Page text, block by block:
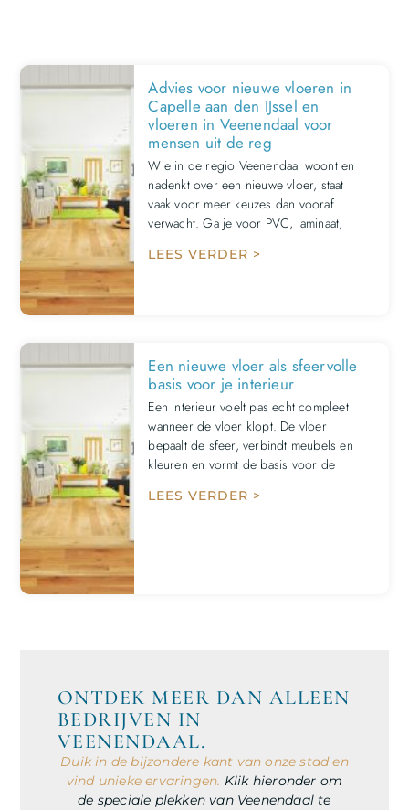
Advies voor nieuwe vloeren in
Capelle aan den IJssel en
vloeren in Veenendaal voor
mensen uit de reg
Wie in de regio Veenendaal woont en
nadenkt over een nieuwe vloer, staat
vaak voor meer keuzes dan vooraf
verwacht. Ga je voor PVC, laminaat,
LEES VERDER >
Een nieuwe vloer als sfeervolle
basis voor je interieur
Een interieur voelt pas echt compleet
wanneer de vloer klopt. De vloer
bepaalt de sfeer, verbindt meubels en
kleuren en vormt de basis voor de
LEES VERDER >
ONTDEK MEER DAN ALLEEN
BEDRIJVEN IN
VEENENDAAL.
Duik in de bijzondere kant van onze stad en
vind unieke ervaringen. Klik hieronder om
de speciale plekken van Veenendaal te